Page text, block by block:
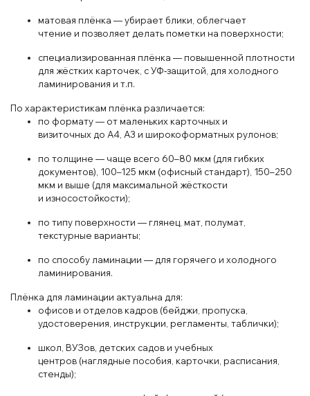
матовая плёнка — убирает блики , облегчает
чтение и позволяет делать пометки на поверхности;
специализированная плёнка — повышенной плотности
для жёстких карточек , сУФ‑защитой , для холодного
ламинирования и т.п.
По характеристикам плёнка различается:
по формату— от маленьких карточных и
визиточных до A4, A3 и широкоформатных рулонов;
по толщине — чаще всего 60–80 мкм (для гибких
документов) 100–125 мкм (офисный стандарт) , 150–250
мкм и выше (для максимальной жёсткости
и износостойкости);
по типу поверхности — глянец, мат , полумат
текстурные варианты;
по способу ламинации — для горячего и холодного
ламинирования.
Плёнка для ламинации актуальна для:
офисов и отделов кадров (бейджи , пропуска,
удостоверения , инструкции, регламенты , таблички);
школ , ВУЗов , детских садов и учебных
центров (наглядные пособия , карточки , расписания
стенды);